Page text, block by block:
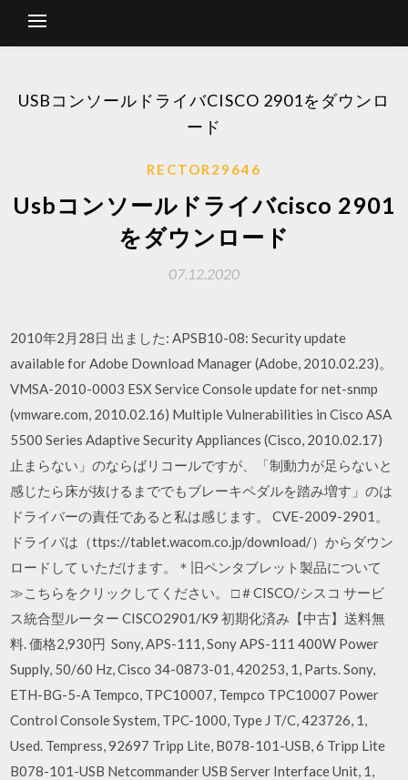
USBコンソールドライバCISCO 2901をダウンロ
ード
RECTOR29646
Usbコンソールドライバcisco 2901
をダウンロード
07.12.2020
2010年2月28日 出ました: APSB10-08: Security update
available for Adobe Download Manager (Adobe, 2010.02.23)。
VMSA-2010-0003 ESX Service Console update for net-snmp
(vmware.com, 2010.02.16) Multiple Vulnerabilities in Cisco ASA
5500 Series Adaptive Security Appliances (Cisco, 2010.02.17)
止まらない」のならばリコールですが、「制動力が足らないと
感じたら床が抜けるまででもブレーキペダルを踏み増す」のは
ドライバーの責任であると私は感じます。 CVE-2009-2901。
ドライバは（ttps://tablet.wacom.co.jp/download/）からダウン
ロードして いただけます。＊旧ペンタブレット製品について
≫こちらをクリックしてください。 □＃CISCO/シスコ サービ
ス統合型ルーター CISCO2901/K9 初期化済み【中古】送料無
料. 価格2,930円 Sony, APS-111, Sony APS-111 400W Power
Supply, 50/60 Hz, Cisco 34-0873-01, 420253, 1, Parts. Sony,
ETH-BG-5-A Tempco, TPC10007, Tempco TPC10007 Power
Control Console System, TPC-1000, Type J T/C, 423726, 1,
Used. Tempress, 92697 Tripp Lite, B078-101-USB, 6 Tripp Lite
B078-101-USB Netcommander USB Server Interface Unit, 1,